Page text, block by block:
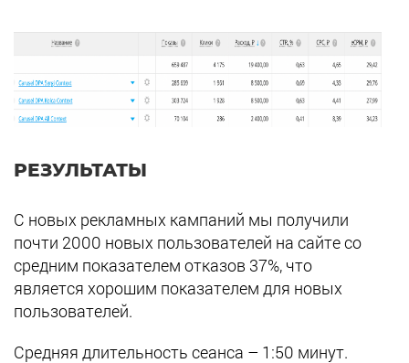
РЕЗУЛЬТАТЫ
С новых рекламных кампаний мы получили
почти 2000 новых пользователей на сайте со
средним показателем отказов 37%, что
является хорошим показателем для новых
пользователей.
Средняя длительность сеанса – 1:50 минут.